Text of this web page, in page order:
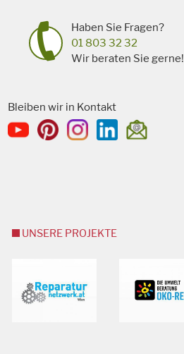
Haben Sie Fragen?
01 803 32 32
Wir beraten Sie gerne!
Bleiben wir in Kontakt
UNSERE PROJEKTE